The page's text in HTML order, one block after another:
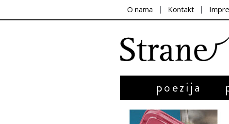
O nama Kontakt
poezija